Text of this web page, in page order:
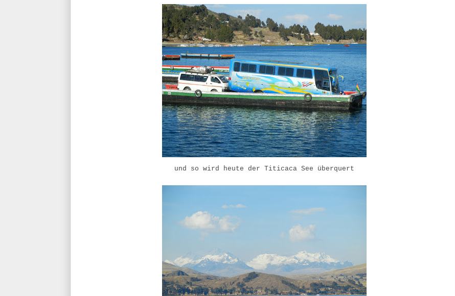
und so wird heute der Titicaca See überquert